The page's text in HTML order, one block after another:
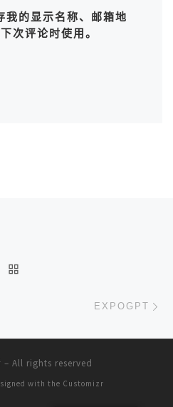
我的显示名称、邮箱地
次评论时使用。
EXPOGPT
– All rights reserved
with the Customizr